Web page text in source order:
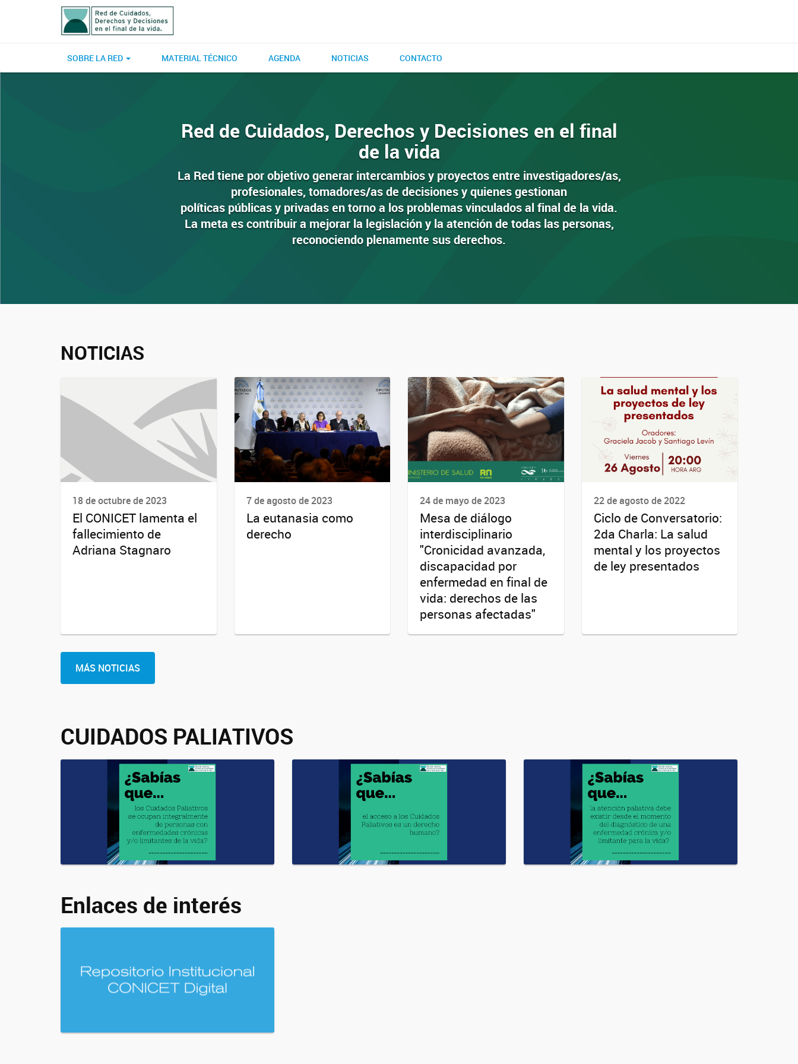
SOBRE LA RED MATERIAL TÉCNICO AGENDA NOTICIAS CONTACTO
Red de Cuidados, Derechos y Decisiones en el final
de la vida
La Red tiene por objetivo generar intercambios y proyectos entre investigadores/as,
profesionales, tomadores/as de decisiones y quienes gestionan
políticas públicas y privadas en torno a los problemas vinculados al final de la vida.
La meta es contribuir a mejorar la legislación y la atención de todas las personas,
reconociendo plenamente sus derechos.
NOTICIAS
18 de octubre de 2023
El CONICET lamenta el
fallecimiento de
Adriana Stagnaro
7 de agosto de 2023
La eutanasia como
derecho
24 de mayo de 2023
Mesa de diálogo
interdisciplinario
"Cronicidad avanzada,
discapacidad por
enfermedad en final de
vida: derechos de las
personas afectadas"
22 de agosto de 2022
Ciclo de Conversatorio:
2da Charla: La salud
mental y los proyectos
de ley presentados
MÁS NOTICIAS
CUIDADOS PALIATIVOS
Enlaces de interés